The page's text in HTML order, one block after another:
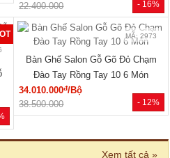
- 26%
Tủ Áo Gỗ Cao Su Veneer Óc Chó 4
Cánh Dáng Trơn Tối Giản
17.110.000đ /Cái
23.040.000